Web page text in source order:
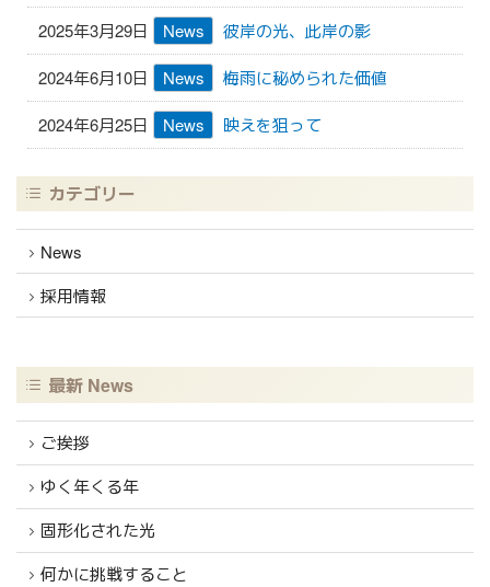
2025年3月29日
News 彼岸の光、此岸の影
2024年6月10日 News 梅雨に秘められた価値
2024年6月25日 News 映えを狙って
カテゴリー
News
採用情報
最新 News
ご挨拶
ゆく年くる年
固形化された光
何かに挑戦すること